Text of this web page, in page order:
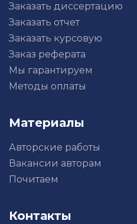
Заказать диссертацию
Заказать отчет
Заказать курсовую
Заказ реферата
Мы гарантируем
Методы оплаты
Материалы
Авторские работы
Вакансии авторам
Почитаем
Контакты